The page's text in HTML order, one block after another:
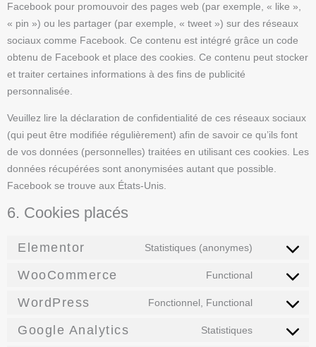
Facebook pour promouvoir des pages web (par exemple, « like »,
« pin ») ou les partager (par exemple, « tweet ») sur des réseaux
sociaux comme Facebook. Ce contenu est intégré grâce un code
obtenu de Facebook et place des cookies. Ce contenu peut stocker
et traiter certaines informations à des fins de publicité
personnalisée.
Veuillez lire la déclaration de confidentialité de ces réseaux sociaux
(qui peut être modifiée régulièrement) afin de savoir ce qu’ils font
de vos données (personnelles) traitées en utilisant ces cookies. Les
données récupérées sont anonymisées autant que possible.
Facebook se trouve aux États-Unis.
6. Cookies placés
Elementor Statistiques (anonymes)
WooCommerce Functional
WordPress Fonctionnel, Functional
Google Analytics Statistiques